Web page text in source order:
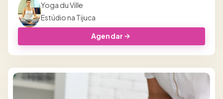
Yoga du Ville
Estúdio na Tijuca
Agendar